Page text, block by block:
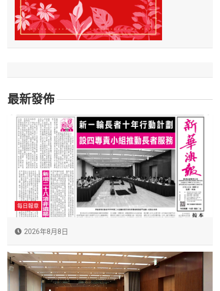
最新發佈
每日報章
2026年8月8日